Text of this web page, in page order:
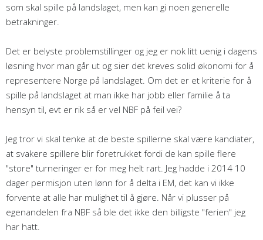
som skal spille på landslaget, men kan gi noen generelle
betrakninger.
Det er belyste problemstillinger og jeg er nok litt uenig i dagens
løsning hvor man går ut og sier det kreves solid økonomi for å
representere Norge på landslaget. Om det er et kriterie for å
spille på landslaget at man ikke har jobb eller familie å ta
hensyn til, evt er rik så er vel NBF på feil vei?
Jeg tror vi skal tenke at de beste spillerne skal være kandiater,
at svakere spillere blir foretrukket fordi de kan spille flere
"store" turneringer er for meg helt rart. Jeg hadde i 2014 10
dager permisjon uten lønn for å delta i EM, det kan vi ikke
forvente at alle har mulighet til å gjøre. Når vi plusser på
egenandelen fra NBF så ble det ikke den billigste "ferien" jeg
har hatt.